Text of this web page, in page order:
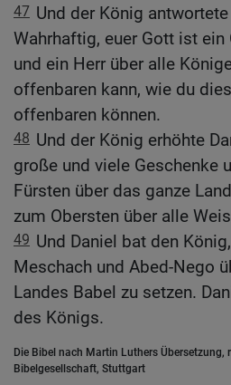
47 Und der König
Wahrhaftig, euer Gott ist
und ein Herr über alle
offenbaren kann, wie du
offenbaren können.
48 Und der König erhöhte
große und viele Geschenke
Fürsten über das ganze
zum Obersten über alle
49 Und Daniel bat den
Meschach und Abed-Nego
Landes Babel zu setzen.
des Königs.
Die Bibel nach Martin Luthers
Bibelgesellschaft, Stuttgart